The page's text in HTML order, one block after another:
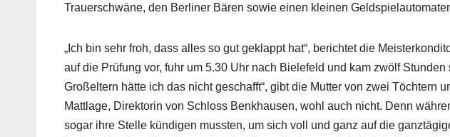
Trauerschwäne, den Berliner Bären sowie einen kleinen
„Ich bin sehr froh, dass alles so gut geklappt hat“, berichtet die
auf die Prüfung vor, fuhr um 5.30 Uhr nach Bielefeld und kam zwölf
Großeltern hätte ich das nicht geschafft“, gibt die Mutter von zwei Töchtern
Mattlage, Direktorin von Schloss Benkhausen, wohl auch nicht. Denn
sogar ihre Stelle kündigen mussten, um sich voll und ganz auf die